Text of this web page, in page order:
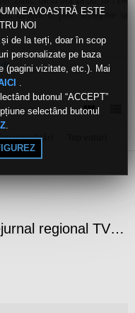
ESTE
NOI
de la terți, doar în scop
personalizate pe baza
(pagini vizitate, etc.). Mai
butonul “ACCEPT”
selectând butonul
.
deveni o ştire, scrieţi-ne la
vizualizări
Comentarii videoclipuri: Telejurnal regional TVR Iași - 27 ianuarie 2026